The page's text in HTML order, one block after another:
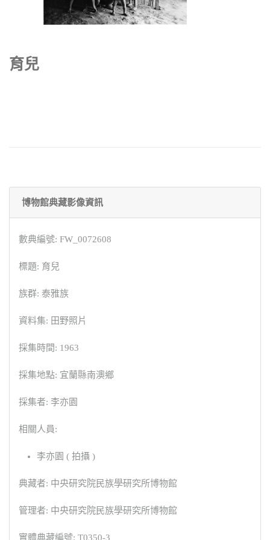
育兒
博物館典藏影像資訊
數典編號: FW_0072608
標題: 育兒
族群: 泰雅族
資料集: 田野照片
採集時間: 1963
採集地點: 宜蘭縣南澳鄉
採集者: 李亦園
相關人員:
李亦園 ( 拍攝 )
典藏者: 中央研究院民族學研究所博物館
管理者: 中央研究院民族學研究所博物館
實體典藏編號: T0350-3